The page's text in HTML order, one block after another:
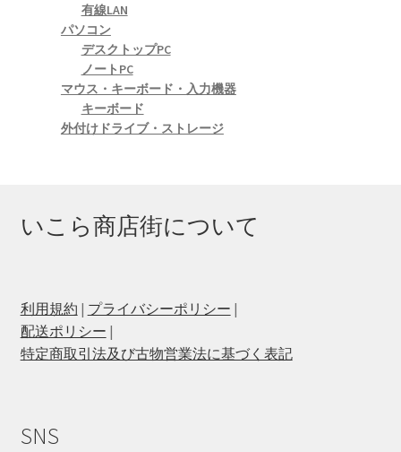
有線LAN
パソコン
デスクトップPC
ノートPC
マウス・キーボード・入力機器
キーボード
外付けドライブ・ストレージ
いこら商店街について
利用規約 | プライバシーポリシー |
配送ポリシー |
特定商取引法及び古物営業法に基づく表記
SNS